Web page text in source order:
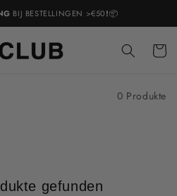
BIJ BESTELLINGEN >€50!📦
0 Produkte
gefunden